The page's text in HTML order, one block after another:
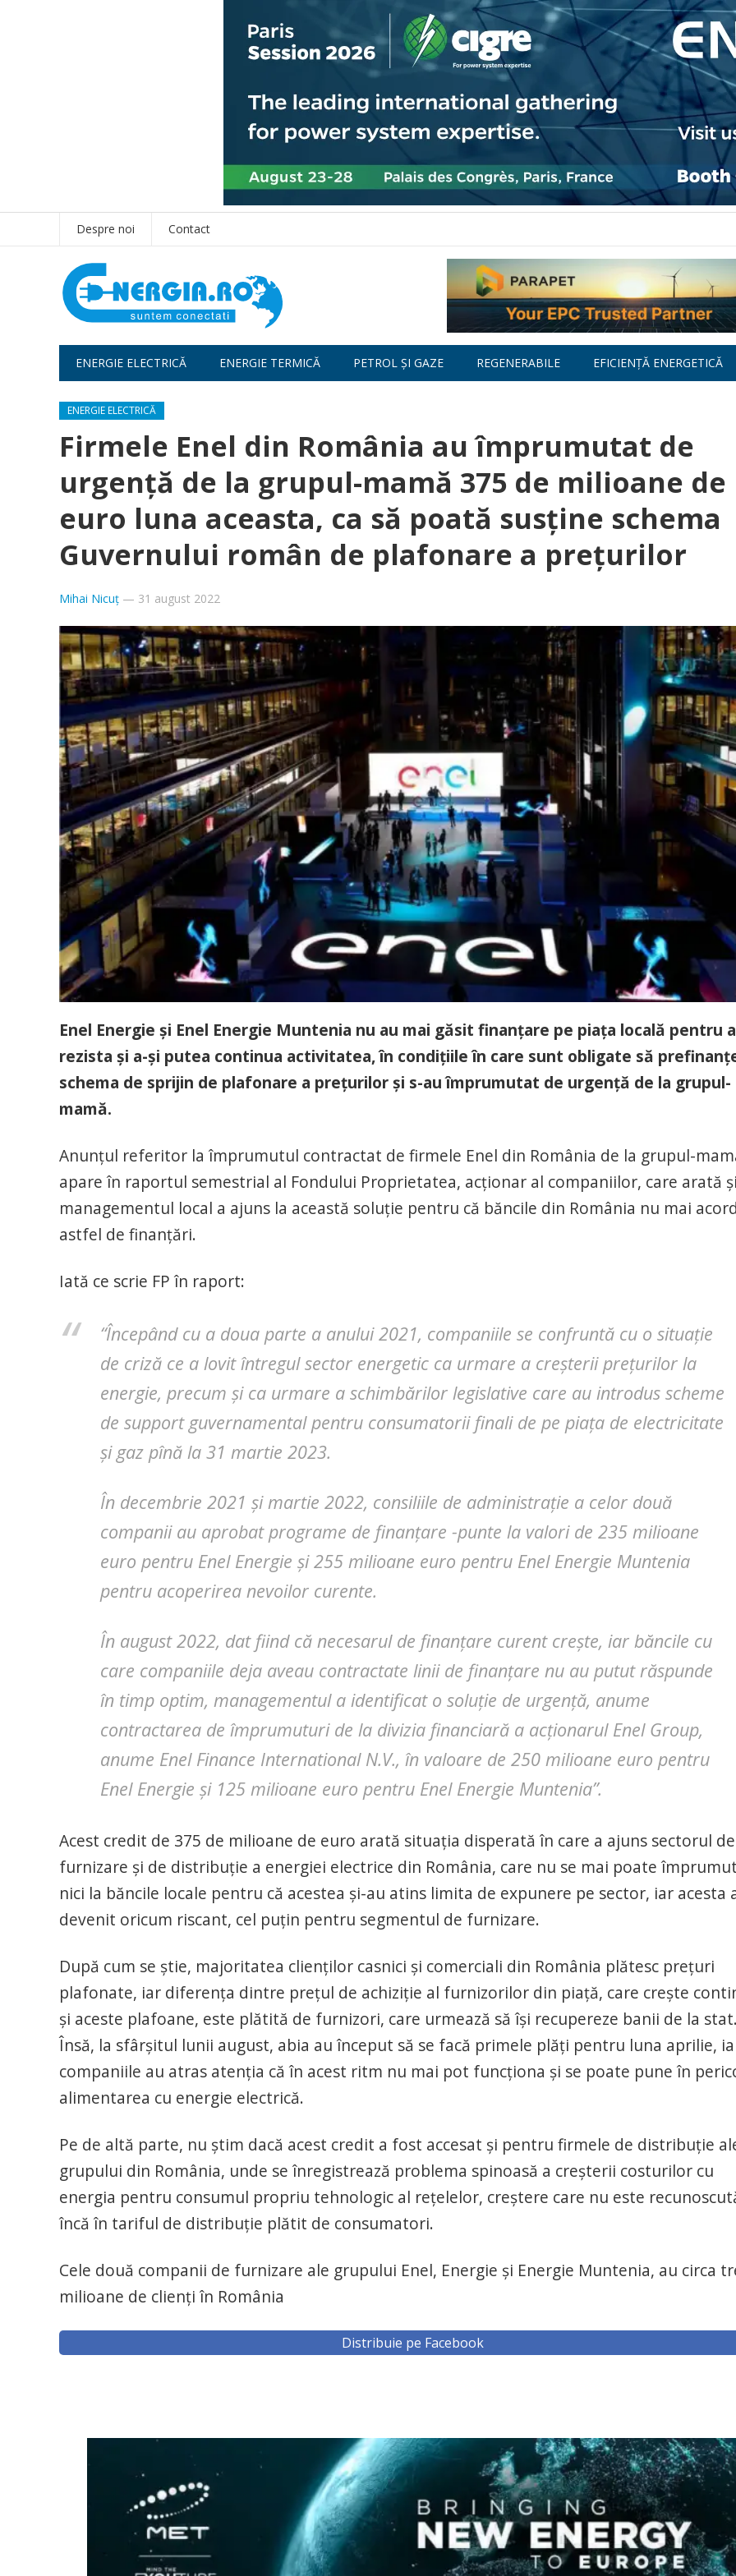
Despre noi Contact
ENERGIE ELECTRICĂ ENERGIE TERMICĂ PETROL ȘI GAZE REGENERABILE EFICIENȚĂ ENERGETICĂ
ENERGIE ELECTRICĂ
Firmele Enel din România au împrumutat de
urgență de la grupul-mamă 375 de milioane de
euro luna aceasta, ca să poată susține schema
Guvernului român de plafonare a prețurilor
Mihai Nicuț — 31 august 2022
Enel Energie și Enel Energie Muntenia nu au mai găsit finanțare pe piața locală pentru a
rezista și a-și putea continua activitatea, în condițiile în care sunt obligate să
schema de sprijin de plafonare a prețurilor și s-au împrumutat de urgență de la grupul-
mamă.
Anunțul referitor la împrumutul contractat de firmele Enel din România de la grupul-
apare în raportul semestrial al Fondului Proprietatea, acționar al companiilor, care arată
managementul local a ajuns la această soluție pentru că băncile din România nu mai
astfel de finanțări.
Iată ce scrie FP în raport:
“Începând cu a doua parte a anului 2021, companiile se confruntă cu o situație
de criză ce a lovit întregul sector energetic ca urmare a creșterii prețurilor la
energie, precum și ca urmare a schimbărilor legislative care au introdus scheme
de support guvernamental pentru consumatorii finali de pe piața de electricitate
și gaz pînă la 31 martie 2023.
În decembrie 2021 și martie 2022, consiliile de administrație a celor două
companii au aprobat programe de finanțare -punte la valori de 235 milioane
euro pentru Enel Energie și 255 milioane euro pentru Enel Energie Muntenia
pentru acoperirea nevoilor curente.
În august 2022, dat fiind că necesarul de finanțare curent crește, iar băncile cu
care companiile deja aveau contractate linii de finanțare nu au putut răspunde
în timp optim, managementul a identificat o soluție de urgență, anume
contractarea de împrumuturi de la divizia financiară a acționarul Enel Group,
anume Enel Finance International N.V., în valoare de 250 milioane euro pentru
Enel Energie și 125 milioane euro pentru Enel Energie Muntenia”.
Acest credit de 375 de milioane de euro arată situația disperată în care a ajuns sectorul de
furnizare și de distribuție a energiei electrice din România, care nu se mai poate
nici la băncile locale pentru că acestea și-au atins limita de expunere pe sector, iar acesta
devenit oricum riscant, cel puțin pentru segmentul de furnizare.
După cum se știe, majoritatea clienților casnici și comerciali din România plătesc prețuri
plafonate, iar diferența dintre prețul de achiziție al furnizorilor din piață, care crește
și aceste plafoane, este plătită de furnizori, care urmează să își recupereze banii de la
Însă, la sfârșitul lunii august, abia au început să se facă primele plăți pentru luna aprilie,
companiile au atras atenția că în acest ritm nu mai pot funcționa și se poate pune în
alimentarea cu energie electrică.
Pe de altă parte, nu știm dacă acest credit a fost accesat și pentru firmele de distribuție
grupului din România, unde se înregistrează problema spinoasă a creșterii costurilor cu
energia pentru consumul propriu tehnologic al rețelelor, creștere care nu este
încă în tariful de distribuție plătit de consumatori.
Cele două companii de furnizare ale grupului Enel, Energie și Energie Muntenia, au circa
milioane de clienți în România
Distribuie pe Facebook